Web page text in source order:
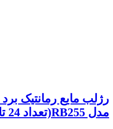
مدل RB255(تعداد 24 تایی)